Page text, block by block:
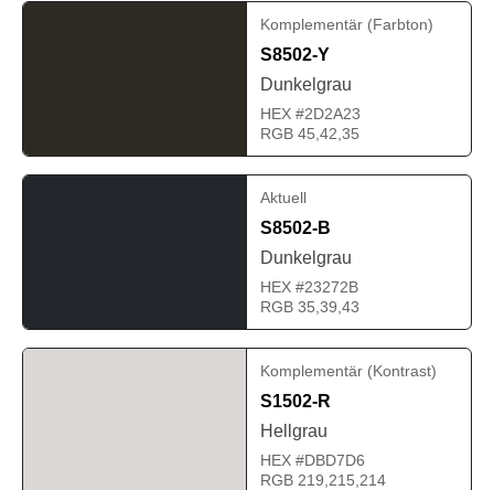
Komplementär (Farbton)
S8502-Y
Dunkelgrau
HEX #2D2A23
RGB 45,42,35
Aktuell
S8502-B
Dunkelgrau
HEX #23272B
RGB 35,39,43
Komplementär (Kontrast)
S1502-R
Hellgrau
HEX #DBD7D6
RGB 219,215,214